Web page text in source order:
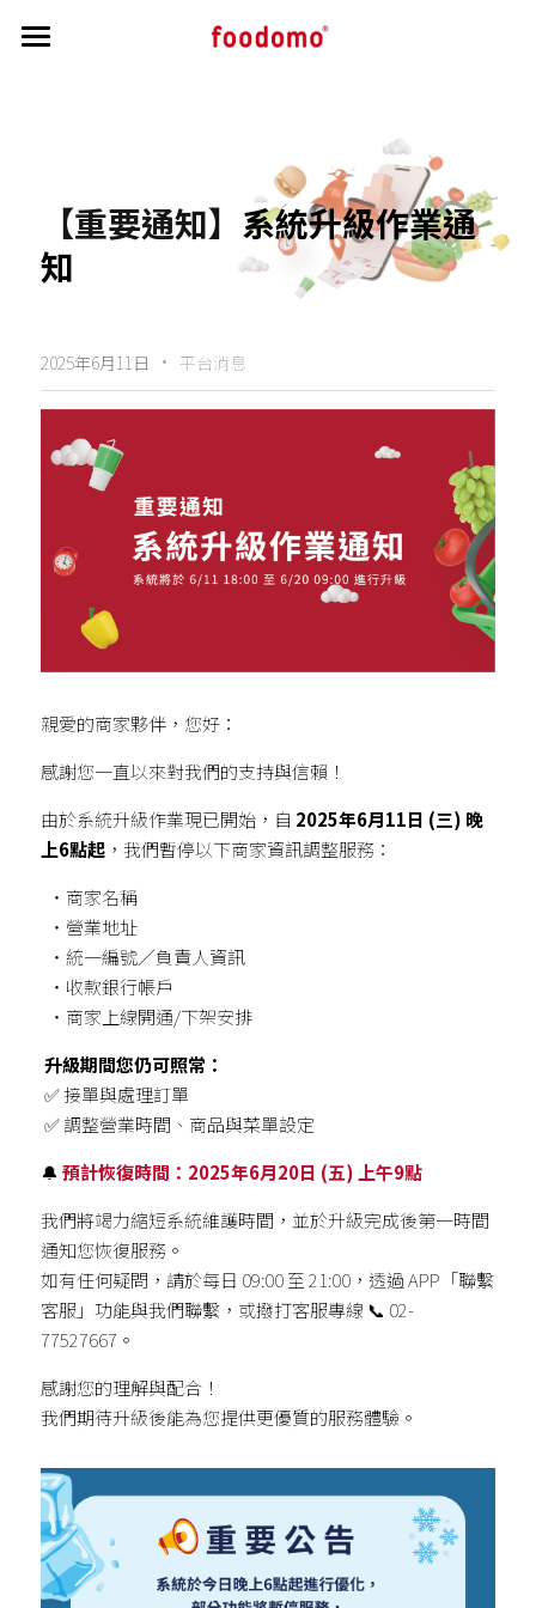
接單操作教學
菜單審核
主視覺照說明
營業狀態與公休調整
行銷秘訣
帳務相關資訊
負責人 / 財務資訊修改
公告區
商家洗錢防制驗證
實質受益人資訊
個人資料保護條文
【重要通知】 系統升級作業通
知
2025年6月11日 · 平台消息
親愛的商家夥伴，您好：
感謝您一直以來對我們的支持與信賴！
由於系統升級作業現已開始，自 2025年6月11日 (三) 晚
上6點起 ，我們暫停以下商家資訊調整服務：
  ・商家名稱
  ・營業地址
  ・統一編號／負責人資訊
  ・收款銀行帳戶
  ・商家上線開通/下架安排
升級期間您仍可照常：
✅ 接單與處理訂單
✅ 調整營業時間、商品與菜單設定
🔔 預計恢復時間：2025年6月20日 (五) 上午9點
我們將竭力縮短系統維護時間，並於升級完成後第一時間
通知您恢復服務。
如有任何疑問，請於每日 09:00 至 21:00，透過 APP「聯繫
客服」功能與我們聯繫，或撥打客服專線 📞 02-
77527667。
感謝您的理解與配合！
我們期待升級後能為您提供更優質的服務體驗。